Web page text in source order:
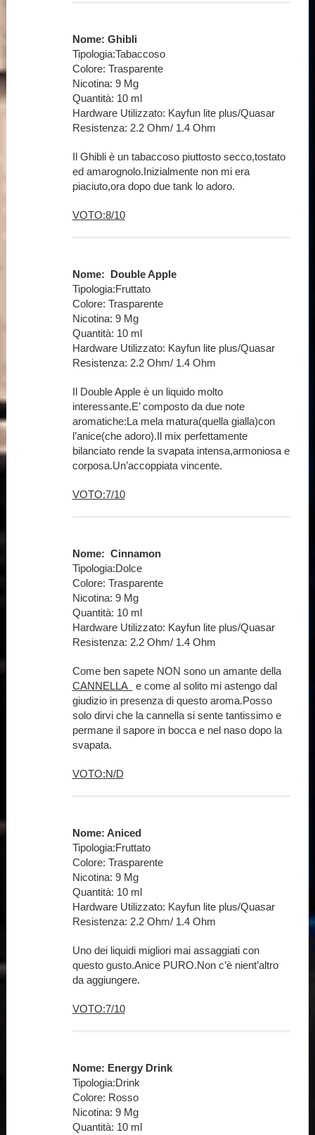
Nome: Ghibli
Tipologia:Tabaccoso
Colore: Trasparente
Nicotina: 9 Mg
Quantità: 10 ml
Hardware Utilizzato: Kayfun lite plus/Quasar
Resistenza: 2.2 Ohm/ 1.4 Ohm
Il Ghibli è un tabaccoso piuttosto secco,tostato
ed amarognolo.Inizialmente non mi era
piaciuto,ora dopo due tank lo adoro.
VOTO:8/10
Nome: Double Apple
Tipologia:Fruttato
Colore: Trasparente
Nicotina: 9 Mg
Quantità: 10 ml
Hardware Utilizzato: Kayfun lite plus/Quasar
Resistenza: 2.2 Ohm/ 1.4 Ohm
Il Double Apple è un liquido molto
interessante.E’ composto da due note
aromatiche:La mela matura(quella gialla)con
l’anice(che adoro).Il mix perfettamente
bilanciato rende la svapata intensa,armoniosa e
corposa.Un’accoppiata vincente.
VOTO:7/10
Nome: Cinnamon
Tipologia:Dolce
Colore: Trasparente
Nicotina: 9 Mg
Quantità: 10 ml
Hardware Utilizzato: Kayfun lite plus/Quasar
Resistenza: 2.2 Ohm/ 1.4 Ohm
Come ben sapete NON sono un amante della
CANNELLA
e come al solito mi astengo dal
giudizio in presenza di questo aroma.Posso
solo dirvi che la cannella si sente tantissimo e
permane il sapore in bocca e nel naso dopo la
svapata.
VOTO:N/D
Nome: Aniced
Tipologia:Fruttato
Colore: Trasparente
Nicotina: 9 Mg
Quantità: 10 ml
Hardware Utilizzato: Kayfun lite plus/Quasar
Resistenza: 2.2 Ohm/ 1.4 Ohm
Uno dei liquidi migliori mai assaggiati con
questo gusto.Anice PURO.Non c’è nient’altro
da aggiungere.
VOTO:7/10
Nome: Energy Drink
Tipologia:Drink
Colore: Rosso
Nicotina: 9 Mg
Quantità: 10 ml